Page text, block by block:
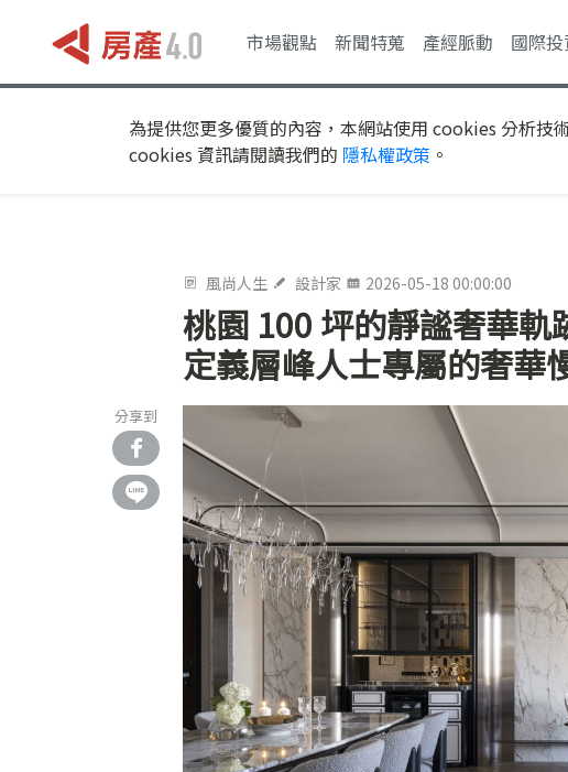
市場觀點 新聞特蒐 產經脈動 國際投
為提供您更多優質的內容，本網站使用 cookies 分析
cookies 資訊請閱讀我們的 隱私權政策 。
風尚人生 設計家 2026-05-18 00:00:00
桃園 100 坪的靜謐奢華軌
定義層峰人士專屬的奢華
分享到